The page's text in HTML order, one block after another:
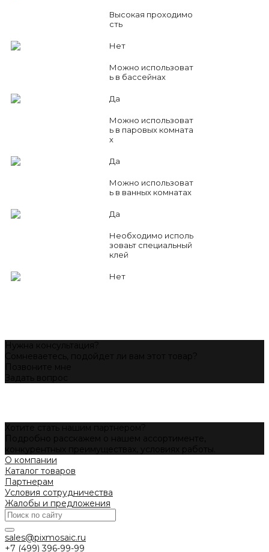
Высокая проходимо
сть
Нет
Можно использоват
ь в бассейнах
Да
Можно использоват
ь в паровых комната
х
Да
Можно использоват
ь в ванных комнатах
Да
Необходимо исполь
зоваьт специальный
клей
Нет
О компании
Каталог товаров
Партнерам
Условия сотрудничества
Жалобы и предложения
sales@pixmosaic.ru
+7 (499) 396-99-99